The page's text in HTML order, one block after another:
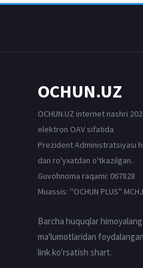
OCHUN.UZ
OCHUN.UZ internet nashri
elektron OAV sifatida
Prezident Administratsiyasi
dan ro'yxatdan o'tkazilgan.
Guvohnoma raqami: 067828
Muassis: ''OCHUN PLUS'' MCHJ
Barcha huquqlar
ma'lumotlaridan
link ko'rsatish shart.